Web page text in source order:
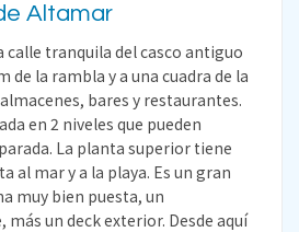
Altamar
calle tranquila del casco antiguo
de la rambla y a una cuadra de la
bares y restaurantes.
en 2 niveles que pueden
La planta superior tiene
al mar y a la playa. Es un gran
muy bien puesta, un
un deck exterior. Desde aquí